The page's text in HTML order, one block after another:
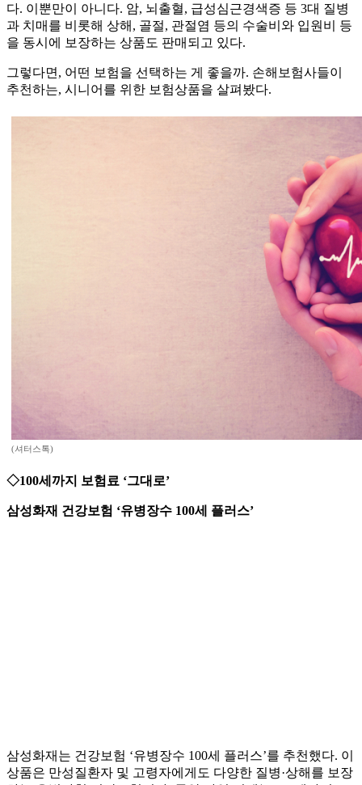
다. 이뿐만이 아니다. 암, 뇌출혈, 급성심근경색증 등 3대 질병
과 치매를 비롯해 상해, 골절, 관절염 등의 수술비와 입원비 등
을 동시에 보장하는 상품도 판매되고 있다.
그렇다면, 어떤 보험을 선택하는 게 좋을까. 손해보험사들이
추천하는, 시니어를 위한 보험상품을 살펴봤다.
(셔터스톡)
◇100세까지 보험료 ‘그대로’
삼성화재 건강보험 ‘유병장수 100세 플러스’
삼성화재는 건강보험 ‘유병장수 100세 플러스’를 추천했다. 이
상품은 만성질환자 및 고령자에게도 다양한 질병·상해를 보장